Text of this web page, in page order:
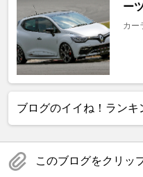
ー
カー
ブログのイイね！ランキ
このブログをクリッ